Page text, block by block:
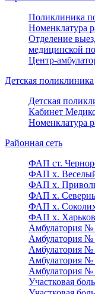
Поликлиника
Номенклатура
Отделение
медицинской
Центр-
Детская поликлиника
Детская
Кабинет
Номенклатура
Районная сеть
ФАП ст.
ФАП х.
ФАП х.
ФАП х.
ФАП х.
ФАП х.
Амбулатория №
Амбулатория №
Амбулатория №
Амбулатория
Амбулатория №
Участковая